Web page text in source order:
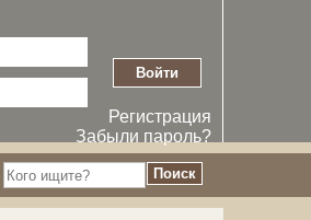
Регистрация
Забыли пароль?